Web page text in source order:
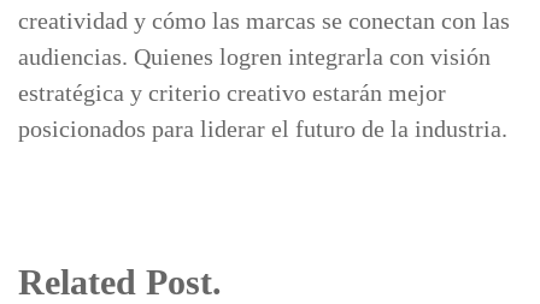
creatividad y cómo las marcas se conectan con las
audiencias. Quienes logren integrarla con visión
estratégica y criterio creativo estarán mejor
posicionados para liderar el futuro de la industria.
Related Post.